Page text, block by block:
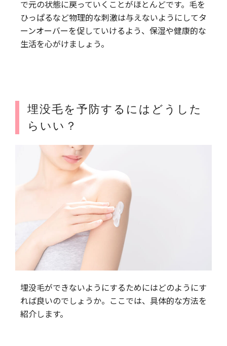
で元の状態に戻っていくことがほとんどです。毛を
ひっぱるなど物理的な刺激は与えないようにしてタ
ーンオーバーを促していけるよう、保湿や健康的な
生活を心がけましょう。
埋没毛を予防するにはどうした
らいい？
埋没毛ができないようにするためにはどのようにす
れば良いのでしょうか。ここでは、具体的な方法を
紹介します。